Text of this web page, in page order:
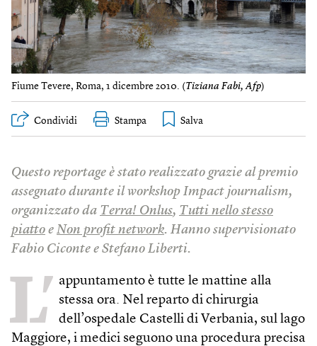
Fiume Tevere, Roma, 1 dicembre 2010. (Tiziana Fabi, Afp)
Condividi Stampa
Questo reportage è stato realizzato grazie al premio
assegnato durante il workshop Impact journalism,
organizzato da Terra! Onlus, Tutti nello stesso
piatto e Non profit network. Hanno supervisionato
Fabio Ciconte e Stefano Liberti.
L’ appuntamento è tutte le mattine alla
stessa ora. Nel reparto di chirurgia
dell’ospedale Castelli di Verbania, sul lago
Maggiore, i medici seguono una procedura precisa